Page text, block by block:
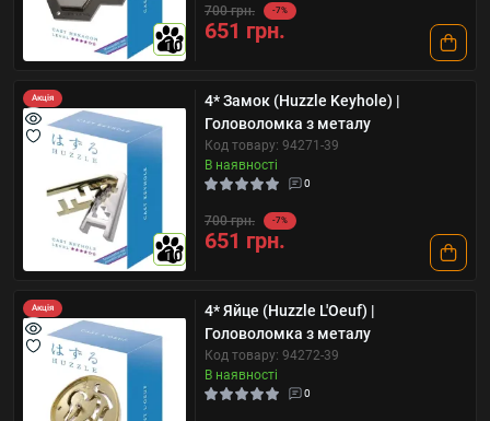
10
700 грн. -7%
651 грн.
Акція
10
4* Замок (Huzzle Keyhole) |
Головоломка з металу
Код товару: 94271-39
В наявності
0
700 грн. -7%
651 грн.
Акція
4* Яйце (Huzzle L'Oeuf) |
Головоломка з металу
Код товару: 94272-39
В наявності
0